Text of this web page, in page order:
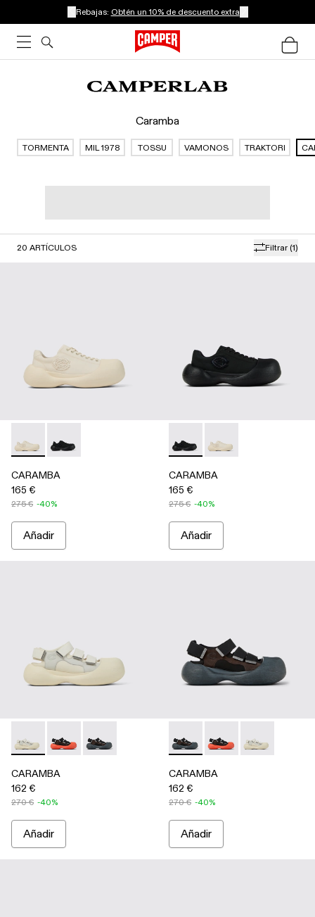
Rebajas: Obtén un 10% de descuento extra
Caramba
TORMENTA MIL 1978 TOSSU VAMONOS TRAKTORI
Filtrar (1)
20 ARTÍCULOS
CARAMBA - A500051-002 - White
CARAMBA - A500051-001 - Black
CARAMBA
165 €
275 € -40%
Añadir
CARAMBA - A500051-001 -
CARAMBA -
CARAMBA
165 €
275 € -40%
Añadir
CARAMBA - A500053-004 - White
CARAMBA - A500053-005 - Multicolor
CARAMBA - A500053-001 - Multicolor
CARAMBA
162 €
270 € -40%
Añadir
CARAMBA - A500053-001
CARAMBA -CARAMBA -
CARAMBA
162 €
270 € -40%
Añadir